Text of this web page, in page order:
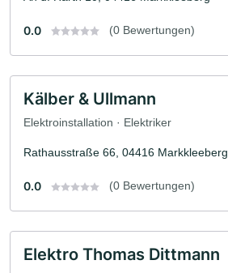
0.0 (0 Bewertungen)
Kälber & Ullmann
Elektroinstallation · Elektriker
Rathausstraße 66, 04416 Markkleeberg
0.0 (0 Bewertungen)
Elektro Thomas Dittmann